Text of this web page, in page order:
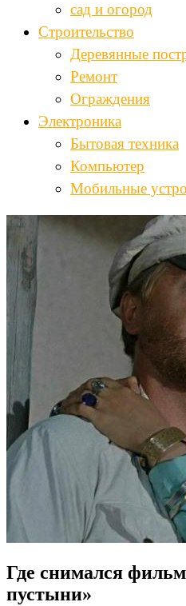
сад и огород
Строительство
Деревянные
Ремонт
Ограждения
Электроника
Бытовая техника
Компьютер
Мобильные
Где снимался
пустыни»